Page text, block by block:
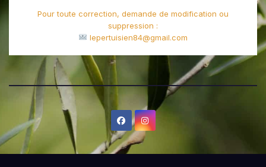
Pour toute correction, demande de modification ou
suppression :
lepertuisien84@gmail.com